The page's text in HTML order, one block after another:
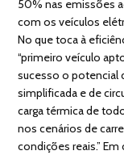
50% nas emissões
com os veículos
No que toca à
“primeiro veículo
sucesso o potencial
simplificada e de
carga térmica de
nos cenários de
condições reais.”